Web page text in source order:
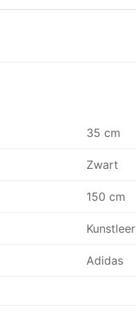
35 cm
Zwart
150 cm
Kunstleer
Adidas